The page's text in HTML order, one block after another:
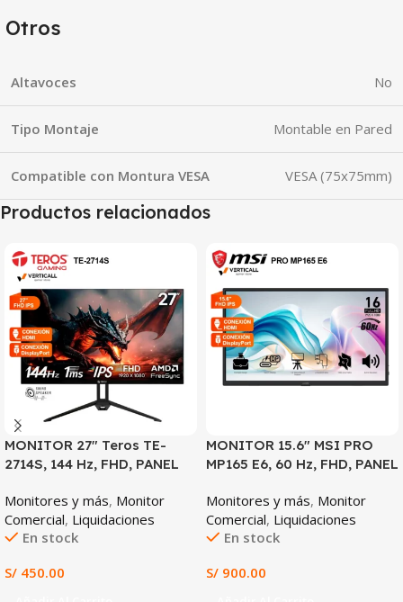
Otros
Altavoces No
Tipo Montaje Montable en Pared
Compatible con Montura VESA VESA (75x75mm)
Productos relacionados
MONITOR 27″ Teros TE-
2714S, 144 Hz, FHD, PANEL
Monitores y más, Monitor
Comercial, Liquidaciones
En stock
S/ 450.00
MONITOR 15.6″ MSI PRO
MP165 E6, 60 Hz, FHD, PANEL
Monitores y más, Monitor
Comercial, Liquidaciones
En stock
S/ 900.00